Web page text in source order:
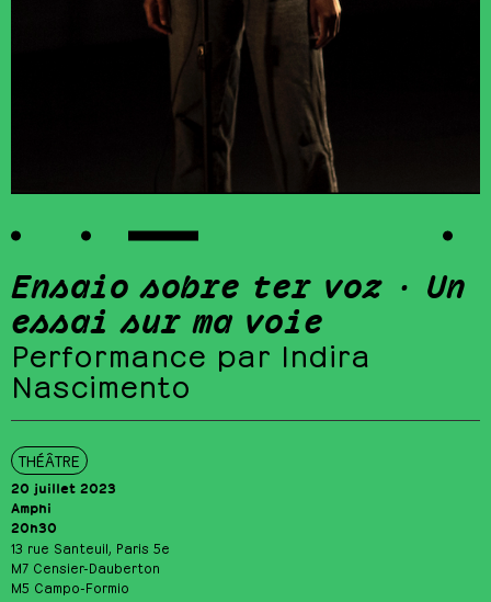
Ensaio sobre ter voz · Un
essai sur ma voie
Performance par Indira
Nascimento
THÉÂTRE
20 juillet 2023
Amphi
20h30
13 rue Santeuil, Paris 5e
M7 Censier-Dauberton
M5 Campo-Formio